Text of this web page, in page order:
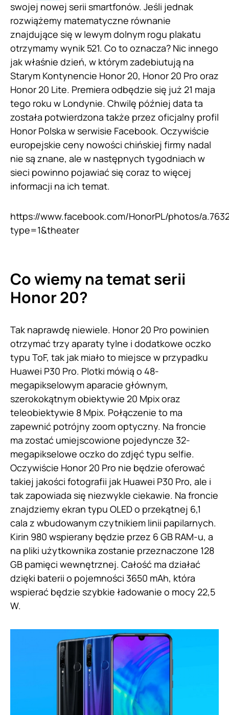
swojej nowej serii smartfonów. Jeśli jednak
rozwiążemy matematyczne równanie
znajdujące się w lewym dolnym rogu plakatu
otrzymamy wynik 521. Co to oznacza? Nic innego
jak właśnie dzień, w którym zadebiutują na
Starym Kontynencie Honor 20, Honor 20 Pro oraz
Honor 20 Lite. Premiera odbędzie się już 21 maja
tego roku w Londynie. Chwilę później data ta
została potwierdzona także przez oficjalny profil
Honor Polska w serwisie Facebook. Oczywiście
europejskie ceny nowości chińskiej firmy nadal
nie są znane, ale w następnych tygodniach w
sieci powinno pojawiać się coraz to więcej
informacji na ich temat.
https://www.facebook.com/HonorPL/photos/
type=1&theater
Co wiemy na temat serii
Honor 20?
Tak naprawdę niewiele. Honor 20 Pro powinien
otrzymać trzy aparaty tylne i dodatkowe oczko
typu ToF, tak jak miało to miejsce w przypadku
Huawei P30 Pro. Plotki mówią o 48-
megapikselowym aparacie głównym,
szerokokątnym obiektywie 20 Mpix oraz
teleobiektywie 8 Mpix. Połączenie to ma
zapewnić potrójny zoom optyczny. Na froncie
ma zostać umiejscowione pojedyncze 32-
megapikselowe oczko do zdjęć typu selfie.
Oczywiście Honor 20 Pro nie będzie oferować
takiej jakości fotografii jak Huawei P30 Pro, ale i
tak zapowiada się niezwykle ciekawie. Na froncie
znajdziemy ekran typu OLED o przekątnej 6,1
cala z wbudowanym czytnikiem linii papilarnych.
Kirin 980 wspierany będzie przez 6 GB RAM-u, a
na pliki użytkownika zostanie przeznaczone 128
GB pamięci wewnętrznej. Całość ma działać
dzięki baterii o pojemności 3650 mAh, która
wspierać będzie szybkie ładowanie o mocy 22,5
W.